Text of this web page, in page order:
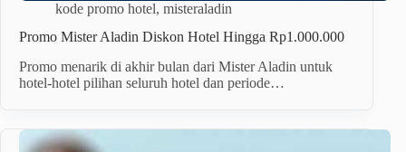
kode promo hotel, misteraladin
Promo Mister Aladin Diskon Hotel Hingga Rp1.000.000
Promo menarik di akhir bulan dari Mister Aladin untuk
hotel-hotel pilihan seluruh hotel dan periode…